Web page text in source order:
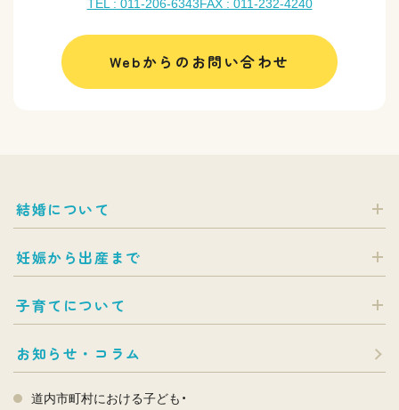
TEL : 011-206-6343FAX : 011-232-4240
Webからのお問い合わせ
結婚について
妊娠から出産まで
子育てについて
お知らせ・コラム
道内市町村における子ども・